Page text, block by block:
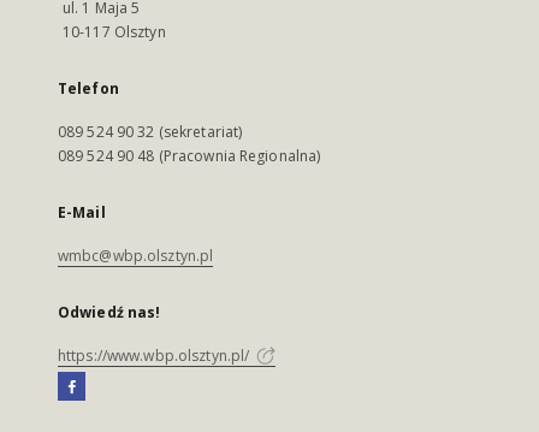
ul. 1 Maja 5
10-117 Olsztyn
Telefon
089 524 90 32 (sekretariat)
089 524 90 48 (Pracownia Regionalna)
E-Mail
wmbc@wbp.olsztyn.pl
Odwiedź nas!
https://www.wbp.olsztyn.pl/